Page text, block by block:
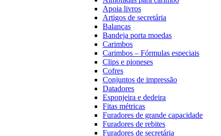
Apoia livros
Artigos de secretária
Balanças
Bandeja porta moedas
Carimbos
Carimbos – Fórmulas especiais
Clips e pioneses
Cofres
Conjuntos de impressão
Datadores
Esponjeira e dedeira
Fitas métricas
Furadores de grande capacidade
Furadores de rebites
Furadores de secretária